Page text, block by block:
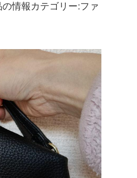
情報カテゴリー:ファ